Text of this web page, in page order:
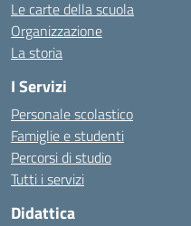
Le carte della scuola
Organizzazione
La storia
I Servizi
Personale scolastico
Famiglie e studenti
Percorsi di studio
Tutti i servizi
Didattica